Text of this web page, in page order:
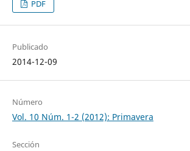
PDF
Publicado
2014-12-09
Número
Vol. 10 Núm. 1-2 (2012): Primavera
Sección